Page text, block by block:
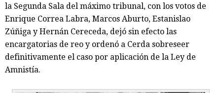
la Segunda Sala del máximo tribunal, con los votos de
Enrique Correa Labra, Marcos Aburto, Estanislao
Zúñiga y Hernán Cereceda, dejó sin efecto las
encargatorias de reo y ordenó a Cerda sobreseer
definitivamente el caso por aplicación de la Ley de
Amnistía.